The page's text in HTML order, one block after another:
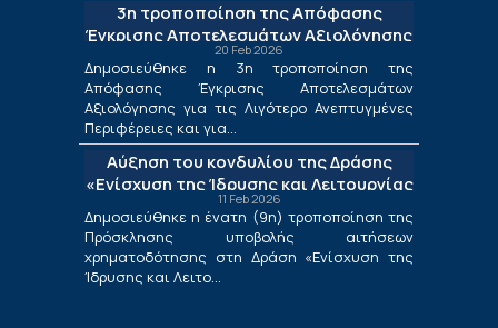
3η τροποποίηση της Απόφασης
Έγκρισης Αποτελεσμάτων Αξιολόγησης
για τις Λιγότερο Ανεπτυγμένες
Περιφέρειες και για τις Περιφέρειες
Μετάβασης στο πλαίσιο της Δράσης
«Ενίσχυση της Ίδρυσης και Λειτουργίας
Νέων Μικρομεσαίων Τουριστικών
Επιχειρήσεων»
20 Feb 2026
Δημοσιεύθηκε η 3η τροποποίηση της
Απόφασης Έγκρισης Αποτελεσμάτων
Αξιολόγησης για τις Λιγότερο Ανεπτυγμένες
Περιφέρειες και για...
Αύξηση του κονδυλίου της Δράσης
«Ενίσχυση της Ίδρυσης και Λειτουργίας
Νέων Μικρομεσαίων Τουριστικών
Επιχειρήσεων»
11 Feb 2026
Δημοσιεύθηκε η ένατη (9η) τροποποίηση της
Πρόσκλησης υποβολής αιτήσεων
χρηματοδότησης στη Δράση «Ενίσχυση της
Ίδρυσης και Λειτο...